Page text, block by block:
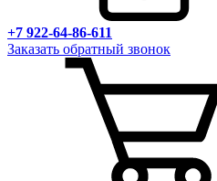
+7 922-64-86-611
Заказать обратный звонок